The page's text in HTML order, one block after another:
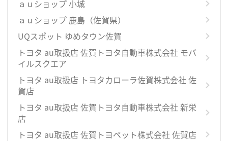
ａｕショップ 小城
ａｕショップ 鹿島（佐賀県）
UQスポット ゆめタウン佐賀
トヨタ au取扱店 佐賀トヨタ自動車株式会社 モバ
イルスクエア
トヨタ au取扱店 トヨタカローラ佐賀株式会社 佐
賀店
トヨタ au取扱店 佐賀トヨタ自動車株式会社 新栄
店
トヨタ au取扱店 佐賀トヨペット株式会社 佐賀店